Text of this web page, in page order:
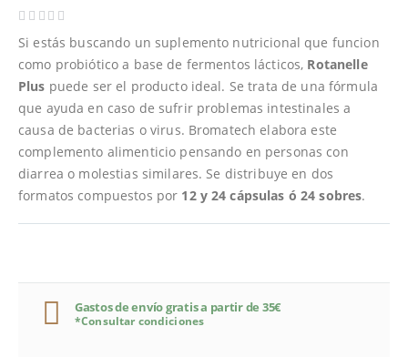
galería
imágenes
Si estás buscando un suplemento nutricional que funcion
como probiótico a base de fermentos lácticos, Rotanelle
Plus puede ser el producto ideal. Se trata de una fórmula
que ayuda en caso de sufrir problemas intestinales a
causa de bacterias o virus. Bromatech elabora este
complemento alimenticio pensando en personas con
diarrea o molestias similares. Se distribuye en dos
formatos compuestos por 12 y 24 cápsulas ó 24 sobres.
Gastos de envío gratis a partir de 35€
*Consultar condiciones